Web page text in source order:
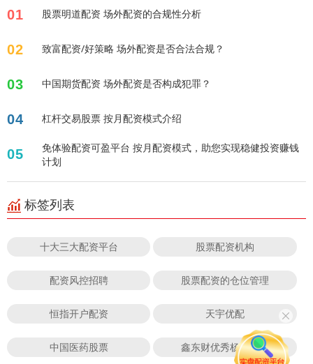
01 股票明道配资 场外配资的合规性分析
02 致富配资/好策略 场外配资是否合法合规？
03 中国期货配资 场外配资是否构成犯罪？
04 杠杆交易股票 按月配资模式介绍
05
免体验配资可盈平台 按月配资模式，助您实现稳健投资赚钱
计划
标签列表
十大三大配资平台 股票配资机构
配资风控招聘 股票配资的仓位管理
恒指开户配资 天宇优配
中国医药股票 鑫东财优秀杨方配资